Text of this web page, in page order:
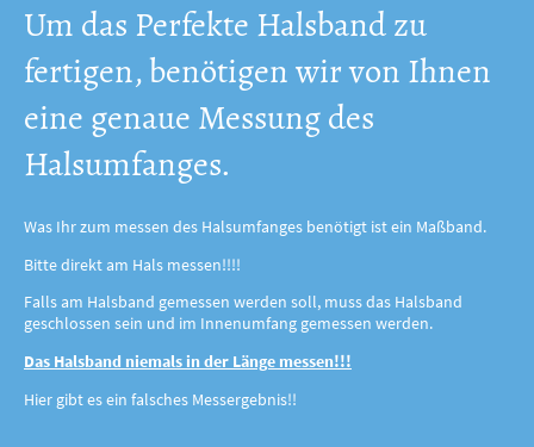
Um das Perfekte Halsband zu
fertigen, benötigen wir von Ihnen
eine genaue Messung des
Halsumfanges.
Was Ihr zum messen des Halsumfanges benötigt ist ein Maßband.
Bitte direkt am Hals messen!!!!
Falls am Halsband gemessen werden soll, muss das Halsband
geschlossen sein und im Innenumfang gemessen werden.
Das Halsband niemals in der Länge messen!!!
Hier gibt es ein falsches Messergebnis!!